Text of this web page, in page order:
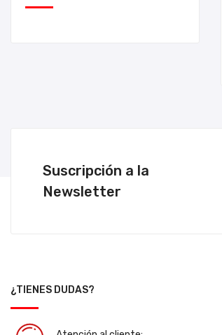
Suscripción a la
Newsletter
¿TIENES DUDAS?